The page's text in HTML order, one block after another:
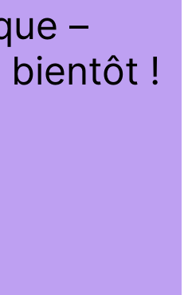
–
bientôt !